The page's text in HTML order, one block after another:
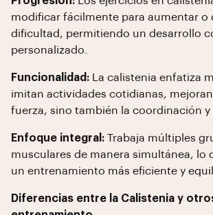
modificar fácilmente para aumentar o
dificultad, permitiendo un desarrollo
personalizado.
Funcionalidad: La calistenia enfatiza
imitan actividades cotidianas,
fuerza, sino también la coordinación y
Enfoque integral: Trabaja múltiples
musculares de manera simultánea, lo
un entrenamiento más eficiente y
Diferencias entre la Calistenia y